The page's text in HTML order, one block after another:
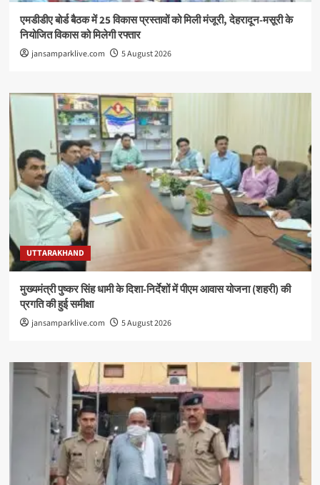
एमडीडीए बोर्ड बैठक में 25 विकास प्रस्तावों को मिली मंजूरी, देहरादून-मसूरी के
नियोजित विकास को मिलेगी रफ्तार
jansamparklive.com 5 August 2026
UTTARAKHAND
मुख्यमंत्री पुष्कर सिंह धामी के दिशा-निर्देशों में पीएम आवास योजना (शहरी) की
प्रगति की हुई समीक्षा
jansamparklive.com 5 August 2026